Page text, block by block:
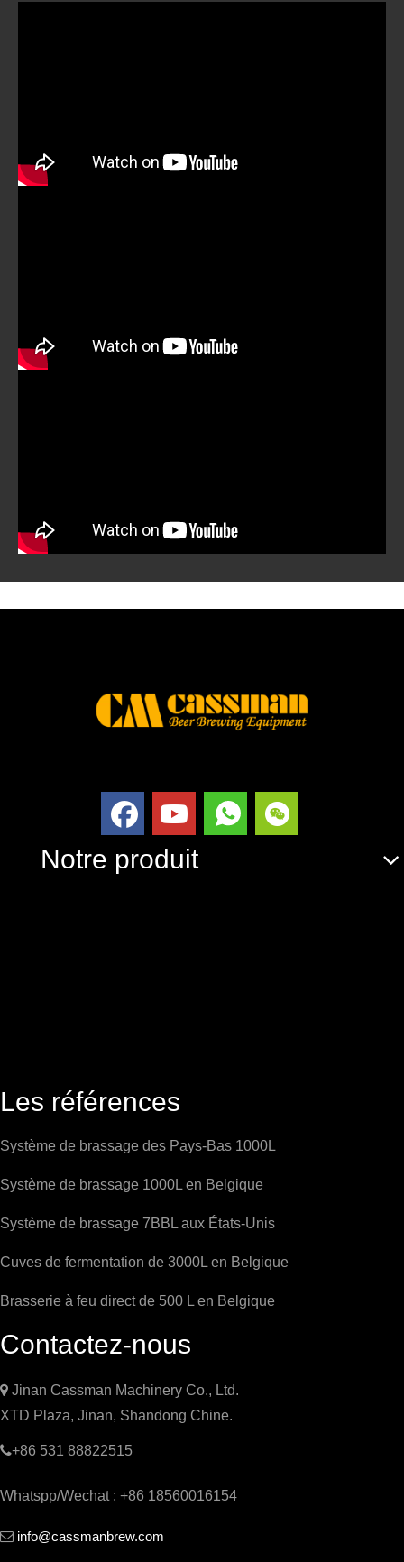
Notre produit
Les références
Système de brassage des Pays-Bas 1000L
Système de brassage 1000L en Belgique
Système de brassage 7BBL aux États-Unis
Cuves de fermentation de 3000L en Belgique
Brasserie à feu direct de 500 L en Belgique
Contactez-nous
 Jinan Cassman Machinery Co., Ltd.
XTD Plaza, Jinan, Shandong Chine.
+86 531 88822515
Whatspp/Wechat : +86 18560016154
 info@cassmanbrew.com